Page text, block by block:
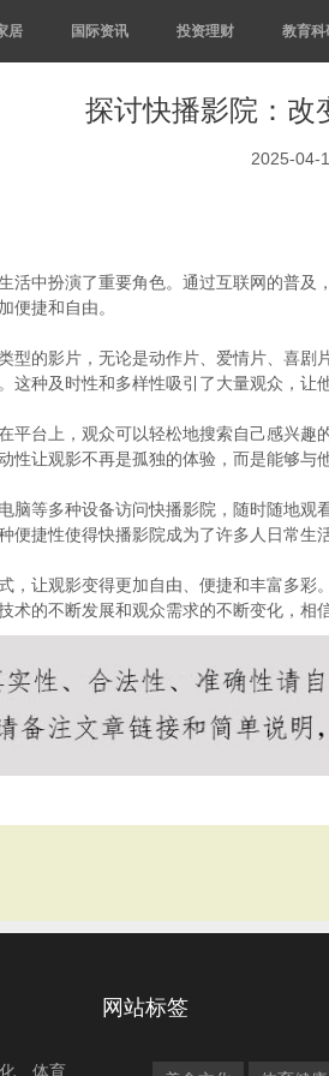
居 国际资讯 投资理财 教育科
探讨快播影院：改
2025-04-
活中扮演了重要角色。通过互联网的普
便捷和自由。
型的影片，无论是动作片、爱情片、喜
种及时性和多样性吸引了大量观众，让
平台上，观众可以轻松地搜索自己感兴
让观影不再是孤独的体验，而是能够与
脑等多种设备访问快播影院，随时随地
捷性使得快播影院成为了许多人日常生
，让观影变得更加自由、便捷和丰富多
的不断发展和观众需求的不断变化，相
、体育
网站标签